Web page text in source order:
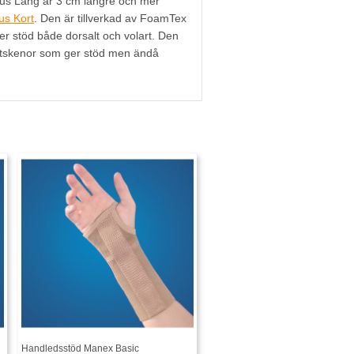
Kort . Den är tillverkad av FoamTex
stöd både dorsalt och volart. Den
som ger stöd men ändå
stabil aluminiumskena. Ortosen
användas då ökat behov av
vid:
palmart/volart
Handledsstöd Manex Basic